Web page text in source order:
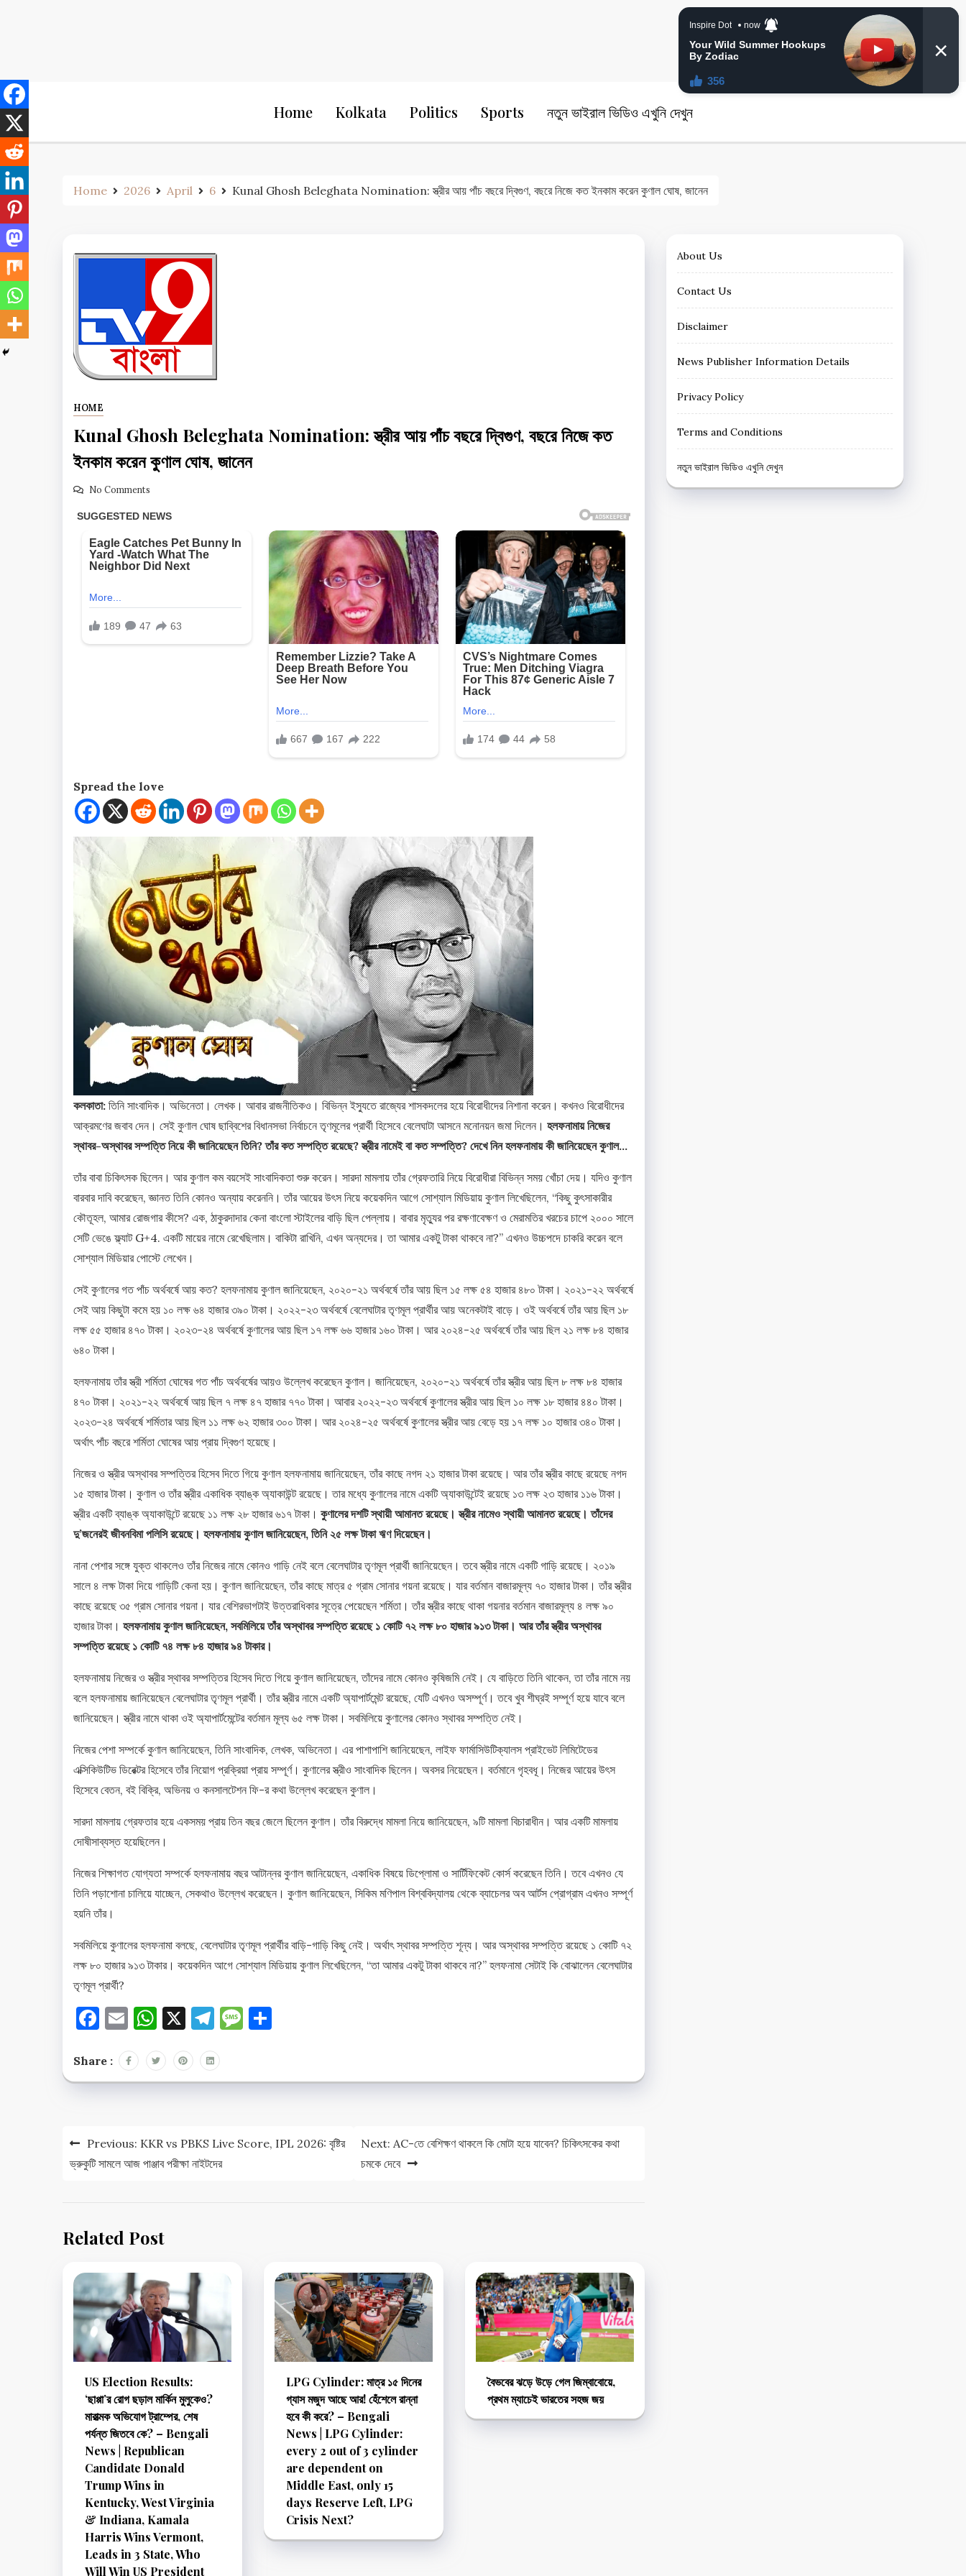
24 Ghanta Bangla News
Home Kolkata Politics Sports নতুন ভাইরাল ভিডিও এখুনি দেখুন
Home 2026 April 6 Kunal Ghosh Beleghata Nomination: স্ত্রীর আয় পাঁচ বছরে দ্বিগুণ, বছরে নিজে কত ইনকাম করেন কুণাল ঘোষ, জানেন
HOME
Kunal Ghosh Beleghata Nomination: স্ত্রীর আয় পাঁচ বছরে দ্বিগুণ, বছরে নিজে কত
ইনকাম করেন কুণাল ঘোষ, জানেন
No Comments
Spread the love
কলকাতা: তিনি সাংবাদিক। অভিনেতা। লেখক। আবার রাজনীতিকও। বিভিন্ন ইস্যুতে রাজ্যের শাসকদলের হয়ে বিরোধীদের নিশানা করেন। কখনও বিরোধীদের
আক্রমণের জবাব দেন। সেই কুণাল ঘোষ ছাব্বিশের বিধানসভা নির্বাচনে তৃণমূলের প্রার্থী হিসেবে বেলেঘাটা আসনে মনোনয়ন জমা দিলেন। হলফনামায় নিজের
স্থাবর-অস্থাবর সম্পত্তি নিয়ে কী জানিয়েছেন তিনি? তাঁর কত সম্পত্তি রয়েছে? স্ত্রীর নামেই বা কত সম্পত্তি? দেখে নিন হলফনামায় কী জানিয়েছেন কুণাল…
তাঁর বাবা চিকিৎসক ছিলেন। আর কুণাল কম বয়সেই সাংবাদিকতা শুরু করেন। সারদা মামলায় তাঁর গ্রেফতারি নিয়ে বিরোধীরা বিভিন্ন সময় খোঁচা দেয়। যদিও কুণাল
বারবার দাবি করেছেন, জ্ঞানত তিনি কোনও অন্যায় করেননি। তাঁর আয়ের উৎস নিয়ে কয়েকদিন আগে সোশ্যাল মিডিয়ায় কুণাল লিখেছিলেন, “কিছু কুৎসাকারীর
কৌতূহল, আমার রোজগার কীসে? এক, ঠাকুরদাদার কেনা বাংলো স্টাইলের বাড়ি ছিল পেল্লায়। বাবার মৃত্যুর পর রক্ষণাবেক্ষণ ও মেরামতির খরচের চাপে ২০০০ সালে
সেটি ভেঙে ফ্ল্যাট G+4. একটি মায়ের নামে রেখেছিলাম। বাকিটা রাখিনি, এখন অন্যদের। তা আমার একটু টাকা থাকবে না?” এখনও উচ্চপদে চাকরি করেন বলে
সোশ্যাল মিডিয়ার পোস্টে লেখেন।
সেই কুণালের গত পাঁচ অর্থবর্ষে আয় কত? হলফনামায় কুণাল জানিয়েছেন, ২০২০-২১ অর্থবর্ষে তাঁর আয় ছিল ১৫ লক্ষ ৫৪ হাজার ৪৮০ টাকা। ২০২১-২২ অর্থবর্ষে
সেই আয় কিছুটা কমে হয় ১০ লক্ষ ৬৪ হাজার ৩৯০ টাকা। ২০২২-২৩ অর্থবর্ষে বেলেঘাটার তৃণমূল প্রার্থীর আয় অনেকটাই বাড়ে। ওই অর্থবর্ষে তাঁর আয় ছিল ১৮
লক্ষ ৫৫ হাজার ৪৭০ টাকা। ২০২৩-২৪ অর্থবর্ষে কুণালের আয় ছিল ১৭ লক্ষ ৬৬ হাজার ১৬০ টাকা। আর ২০২৪-২৫ অর্থবর্ষে তাঁর আয় ছিল ২১ লক্ষ ৮৪ হাজার
৬৪০ টাকা।
হলফনামায় তাঁর স্ত্রী শর্মিতা ঘোষের গত পাঁচ অর্থবর্ষের আয়ও উল্লেখ করেছেন কুণাল। জানিয়েছেন, ২০২০-২১ অর্থবর্ষে তাঁর স্ত্রীর আয় ছিল ৮ লক্ষ ৮৪ হাজার
৪৭০ টাকা। ২০২১-২২ অর্থবর্ষে আয় ছিল ৭ লক্ষ ৪৭ হাজার ৭৭০ টাকা। আবার ২০২২-২৩ অর্থবর্ষে কুণালের স্ত্রীর আয় ছিল ১০ লক্ষ ১৮ হাজার ৪৪০ টাকা।
২০২৩-২৪ অর্থবর্ষে শর্মিতার আয় ছিল ১১ লক্ষ ৬২ হাজার ৩০০ টাকা। আর ২০২৪-২৫ অর্থবর্ষে কুণালের স্ত্রীর আয় বেড়ে হয় ১৭ লক্ষ ১০ হাজার ৩৪০ টাকা।
অর্থাৎ পাঁচ বছরে শর্মিতা ঘোষের আয় প্রায় দ্বিগুণ হয়েছে।
নিজের ও স্ত্রীর অস্থাবর সম্পত্তির হিসেব দিতে গিয়ে কুণাল হলফনামায় জানিয়েছেন, তাঁর কাছে নগদ ২১ হাজার টাকা রয়েছে। আর তাঁর স্ত্রীর কাছে রয়েছে নগদ
১৫ হাজার টাকা। কুণাল ও তাঁর স্ত্রীর একাধিক ব্যাঙ্ক অ্যাকাউন্ট রয়েছে। তার মধ্যে কুণালের নামে একটি অ্যাকাউন্টেই রয়েছে ১৩ লক্ষ ২৩ হাজার ১১৬ টাকা।
স্ত্রীর একটি ব্যাঙ্ক অ্যাকাউন্টে রয়েছে ১১ লক্ষ ২৮ হাজার ৬১৭ টাকা। কুণালের দশটি স্থায়ী আমানত রয়েছে। স্ত্রীর নামেও স্থায়ী আমানত রয়েছে। তাঁদের
দু’জনেরই জীবনবিমা পলিসি রয়েছে। হলফনামায় কুণাল জানিয়েছেন, তিনি ২৫ লক্ষ টাকা ঋণ দিয়েছেন।
নানা পেশার সঙ্গে যুক্ত থাকলেও তাঁর নিজের নামে কোনও গাড়ি নেই বলে বেলেঘাটার তৃণমূল প্রার্থী জানিয়েছেন। তবে স্ত্রীর নামে একটি গাড়ি রয়েছে। ২০১৯
সালে ৪ লক্ষ টাকা দিয়ে গাড়িটি কেনা হয়। কুণাল জানিয়েছেন, তাঁর কাছে মাত্র ৫ গ্রাম সোনার গয়না রয়েছে। যার বর্তমান বাজারমূল্য ৭০ হাজার টাকা। তাঁর স্ত্রীর
কাছে রয়েছে ৩৫ গ্রাম সোনার গয়না। যার বেশিরভাগটাই উত্তরাধিকার সূত্রে পেয়েছেন শর্মিতা। তাঁর স্ত্রীর কাছে থাকা গয়নার বর্তমান বাজারমূল্য ৪ লক্ষ ৯০
হাজার টাকা। হলফনামায় কুণাল জানিয়েছেন, সবমিলিয়ে তাঁর অস্থাবর সম্পত্তি রয়েছে ১ কোটি ৭২ লক্ষ ৮০ হাজার ৯১৩ টাকা। আর তাঁর স্ত্রীর অস্থাবর
সম্পত্তি রয়েছে ১ কোটি ৭৪ লক্ষ ৮৪ হাজার ৯৪ টাকার।
হলফনামায় নিজের ও স্ত্রীর স্থাবর সম্পত্তির হিসেব দিতে গিয়ে কুণাল জানিয়েছেন, তাঁদের নামে কোনও কৃষিজমি নেই। যে বাড়িতে তিনি থাকেন, তা তাঁর নামে নয়
বলে হলফনামায় জানিয়েছেন বেলেঘাটার তৃণমূল প্রার্থী। তাঁর স্ত্রীর নামে একটি অ্যাপার্টমেন্ট রয়েছে, যেটি এখনও অসম্পূর্ণ। তবে খুব শীঘ্রই সম্পূর্ণ হয়ে যাবে বলে
জানিয়েছেন। স্ত্রীর নামে থাকা ওই অ্যাপার্টমেন্টের বর্তমান মূল্য ৬৫ লক্ষ টাকা। সবমিলিয়ে কুণালের কোনও স্থাবর সম্পত্তি নেই।
নিজের পেশা সম্পর্কে কুণাল জানিয়েছেন, তিনি সাংবাদিক, লেখক, অভিনেতা। এর পাশাপাশি জানিয়েছেন, লাইফ ফার্মাসিউটিক্যালস প্রাইভেট লিমিটেডের
এক্সিকিউটিভ ডিরেক্টর হিসেবে তাঁর নিয়োগ প্রক্রিয়া প্রায় সম্পূর্ণ। কুণালের স্ত্রীও সাংবাদিক ছিলেন। অবসর নিয়েছেন। বর্তমানে গৃহবধূ। নিজের আয়ের উৎস
হিসেবে বেতন, বই বিক্রি, অভিনয় ও কনসালটেশন ফি-র কথা উল্লেখ করেছেন কুণাল।
সারদা মামলায় গ্রেফতার হয়ে একসময় প্রায় তিন বছর জেলে ছিলেন কুণাল। তাঁর বিরুদ্ধে মামলা নিয়ে জানিয়েছেন, ৯টি মামলা বিচারাধীন। আর একটি মামলায়
দোষীসাব্যস্ত হয়েছিলেন।
নিজের শিক্ষাগত যোগ্যতা সম্পর্কে হলফনামায় বছর আটান্নর কুণাল জানিয়েছেন, একাধিক বিষয়ে ডিপ্লোমা ও সার্টিফিকেট কোর্স করেছেন তিনি। তবে এখনও যে
তিনি পড়াশোনা চালিয়ে যাচ্ছেন, সেকথাও উল্লেখ করেছেন। কুণাল জানিয়েছেন, সিকিম মণিপাল বিশ্ববিদ্যালয় থেকে ব্যাচেলর অব আর্টস প্রোগ্রাম এখনও সম্পূর্ণ
হয়নি তাঁর।
সবমিলিয়ে কুণালের হলফনামা বলছে, বেলেঘাটার তৃণমূল প্রার্থীর বাড়ি-গাড়ি কিছু নেই। অর্থাৎ স্থাবর সম্পত্তি শূন্য। আর অস্থাবর সম্পত্তি রয়েছে ১ কোটি ৭২
লক্ষ ৮০ হাজার ৯১৩ টাকার। কয়েকদিন আগে সোশ্যাল মিডিয়ায় কুণাল লিখেছিলেন, “তা আমার একটু টাকা থাকবে না?” হলফনামা সেটাই কি বোঝালেন বেলেঘাটার
তৃণমূল প্রার্থী?
Facebook
EmailWhatsApp
X Telegram
Message
Share :
Post
navigation
Previous: KKR vs PBKS Live Score, IPL 2026: বৃষ্টির
ভ্রুকুটি সামলে আজ পাঞ্জাব পরীক্ষা নাইটদের
Next: AC-তে বেশিক্ষণ থাকলে কি মোটা হয়ে যাবেন? চিকিৎসকের কথা
চমকে দেবে
Related Post
US Election Results:
‘ছাপ্পা’র রোগ ছড়াল মার্কিন মুলুকেও?
মারাত্মক অভিযোগ ট্রাম্পের, শেষ
পর্যন্ত জিতবে কে? – Bengali
News | Republican
Candidate Donald
Trump Wins in
Kentucky, West Virginia
& Indiana, Kamala
Harris Wins Vermont,
Leads in 3 State, Who
Will Win US President
LPG Cylinder: মাত্র ১৫ দিনের
গ্যাস মজুদ আছে আর! হেঁশেলে রান্না
হবে কী করে? – Bengali
News | LPG Cylinder:
every 2 out of 3 cylinder
are dependent on
Middle East, only 15
days Reserve Left, LPG
Crisis Next?
বৈভবের ঝড়ে উড়ে গেল জিম্বাবোয়ে,
প্রথম ম্যাচেই ভারতের সহজ জয়
About Us
Contact Us
Disclaimer
News Publisher Information Details
Privacy Policy
Terms and Conditions
নতুন ভাইরাল ভিডিও এখুনি দেখুন